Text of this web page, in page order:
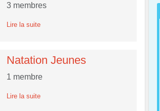
3membres
Lire la suite
Natation Jeunes
1 membre
Lire la suite